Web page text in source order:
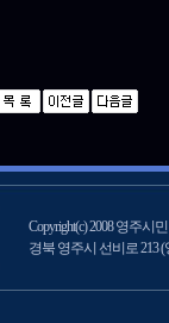
Copyright(c) 2008 영주시
경북 영주시 선비로 213 (